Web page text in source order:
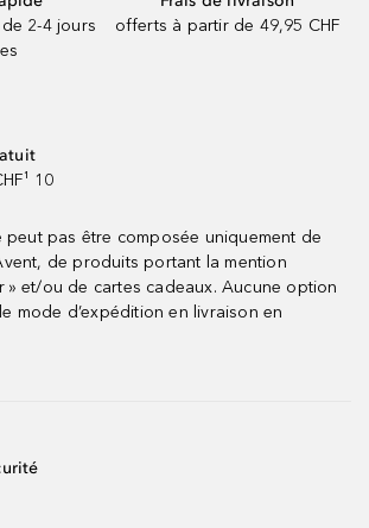
2-4 jours
offerts à partir de 49,95 CHF
10
peut pas être composée uniquement de
de produits portant la mention
» et/ou de cartes cadeaux. Aucune option
mode d’expédition en livraison en